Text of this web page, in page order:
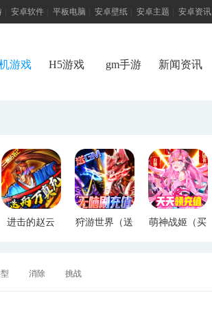
安卓软件 平板电脑 安卓壁纸 安卓主题 安卓资讯
游戏 H5游戏 gm手游 新闻资讯
进击的赵云
狩游世界（送
萌神战姬（买
消除 挑战